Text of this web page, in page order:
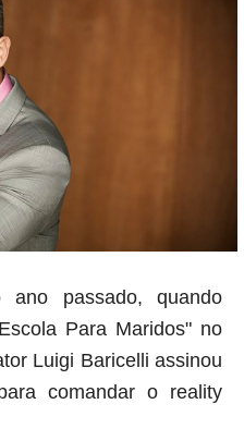
passado, quando
Para Maridos" no
Luigi Baricelli assinou
comandar o reality